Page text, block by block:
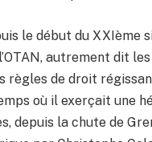
le début du XXIème
autrement dit
règles de droit
où il exerçait une
depuis la chute de